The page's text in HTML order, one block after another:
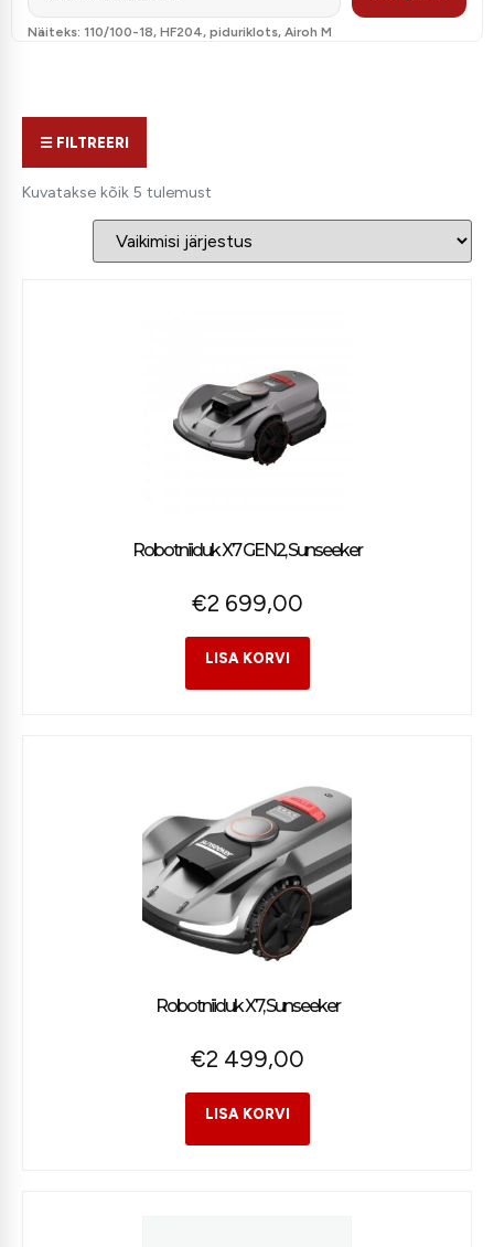
Näiteks: 110/100-18, HF204, piduriklots, Airoh M
☰ FILTREERI
Kuvatakse kõik 5 tulemust
Robotniiduk X7 GEN2, Sunseeker
€2 699,00
Robotniiduk X7, Sunseeker
€2 499,00